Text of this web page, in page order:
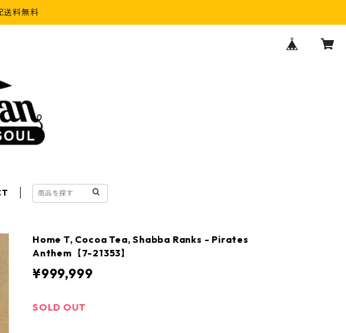
送料無料
Home T, Cocoa Tea, Shabba Ranks - Pirates
Anthem【7-21353】
¥999,999
SOLD OUT